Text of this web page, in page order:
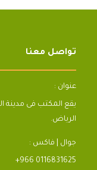
تواصل معنا
عنوان :
يقع المكتب فى مدينة
الرياض.
جوال | فاكس :
+966 0116831625